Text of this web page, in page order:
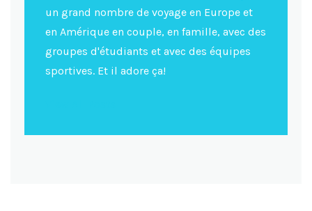
un grand nombre de voyage en Europe et
en Amérique en couple, en famille, avec des
groupes d'étudiants et avec des équipes
sportives. Et il adore ça!